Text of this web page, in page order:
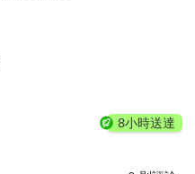
8小時送達